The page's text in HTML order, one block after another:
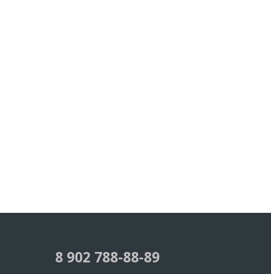
8 902 788-88-89